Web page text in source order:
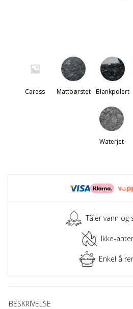
Caress Mattbørstet Blankpolert
Waterjet
Tåler vann og
Ikke-
Enkel å
BESKRIVELSE